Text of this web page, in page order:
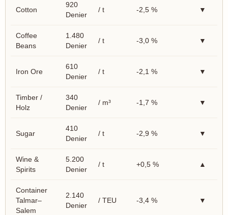
Cotton
920
Denier
/ t -2,5 % ▼
Coffee
Beans
1.480
Denier
/ t -3,0 % ▼
Iron Ore
610
Denier
/ t -2,1 % ▼
Timber /
Holz
340
Denier
/ m³ -1,7 % ▼
Sugar
410
Denier
/ t -2,9 % ▼
Wine &
Spirits
5.200
Denier
/ t +0,5 % ▲
Container
Talmar–
Salem
2.140
Denier
/ TEU -3,4 % ▼